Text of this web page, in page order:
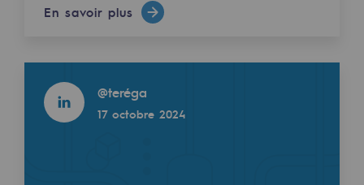
Objectif Biométhane
Le Labo
En savoir plus
@teréga
17 octobre 2024